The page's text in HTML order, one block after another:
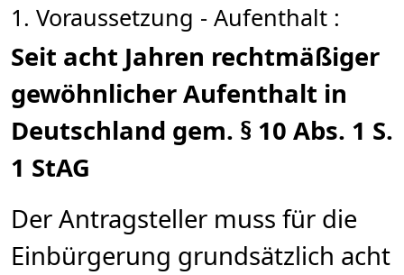
1. Voraussetzung - Aufenthalt :
Seit acht Jahren rechtmäßiger
gewöhnlicher Aufenthalt in
Deutschland gem. § 10 Abs. 1 S.
1 StAG
Der Antragsteller muss für die
Einbürgerung grundsätzlich acht